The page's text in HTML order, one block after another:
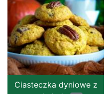
Ciasteczka dyniowe z